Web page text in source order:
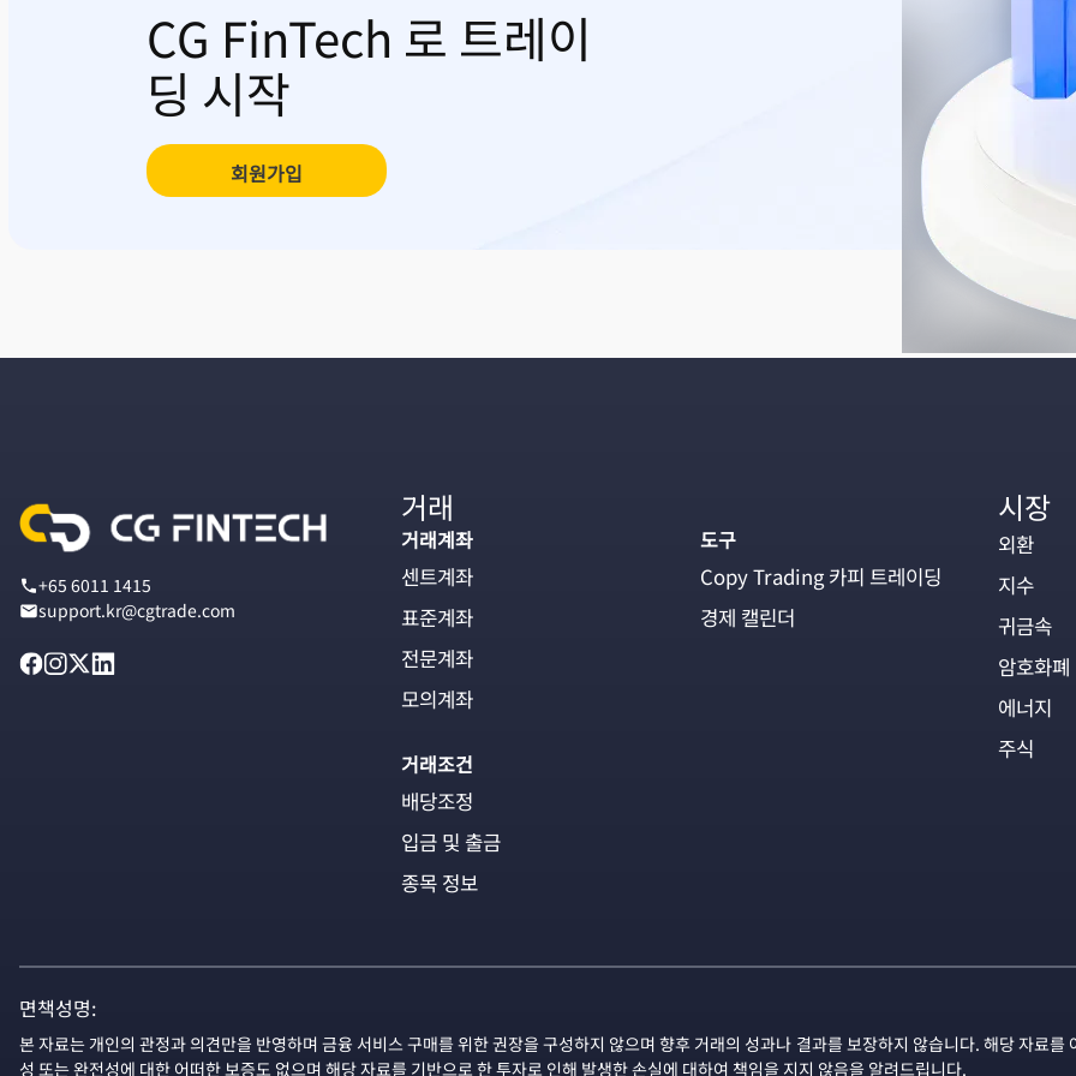
CG FinTech 로 트레이
딩 시작
회원가입
+65 6011 1415
support.kr@cgtrade.com
거래
거래계좌
센트계좌
표준계좌
전문계좌
모의계좌
거래조건
배당조정
입금 및 출금
종목 정보
도구
Copy Trading 카피 트레이딩
경제 캘린더
시장
외환
지수
귀금속
암호화폐
에너지
주식
면책성명:
본 자료는 개인의 관정과 의견만을 반영하며 금융 서비스 구매를 위한 권장을 구성하지 않으며 향후 거래의 성과나 결과를 보장하지 않습니다. 해당 자료
성 또는 완전성에 대한 어떠한 보증도 없으며 해당 자료를 기반으로 한 투자로 인해 발생한 손실에 대하여 책임을 지지 않음을 알려드립니다.